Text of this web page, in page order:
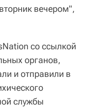
вечером",
со ссылкой
органов,
и отправили в
службы